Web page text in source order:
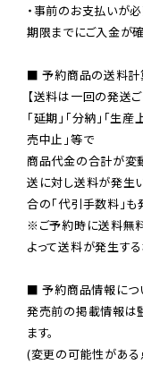
・事前のお支払いが
期限までにご入金が
■ 予約商品の送料計
【送料は一回の発送
「延期」「分納」「生
売中止」等で
商品代金の合計が変
送に対し送料が発生
※ご予約時に送料無
よって送料が発生す
■ 予約商品情報につ
発売前の掲載情報は
ます。
(変更の可能性がある